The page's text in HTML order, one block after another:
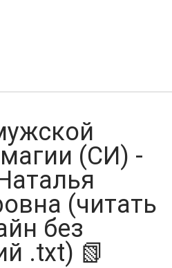
(СИ) -
(читать
без
.txt) 📗